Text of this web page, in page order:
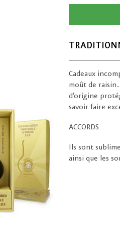
Cadeaux
moût de
d’origine
savoir faire
ACCORDS
Ils sont
ainsi que les